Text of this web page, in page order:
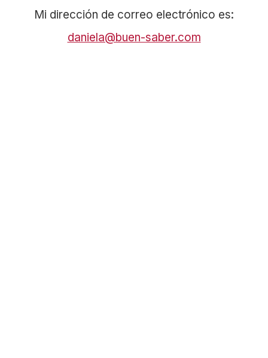
Mi dirección de correo electrónico es:
daniela@buen-saber.com